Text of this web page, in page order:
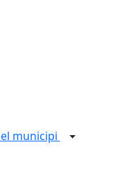
municipi